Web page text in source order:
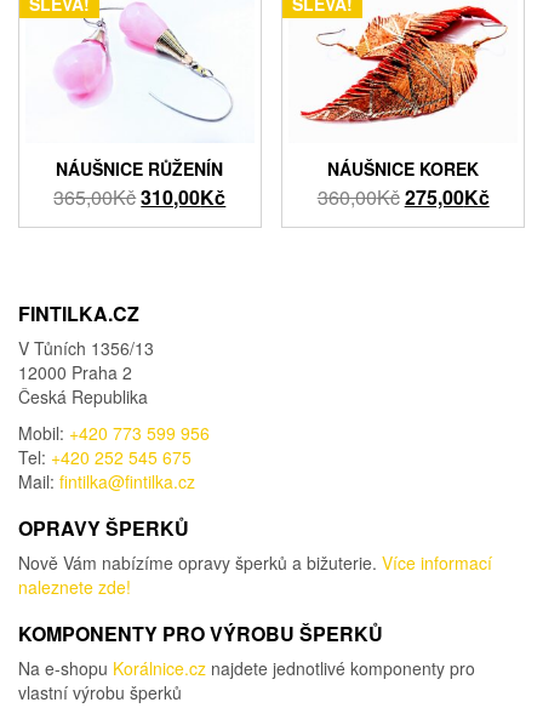
NÁUŠNICE RŮŽENÍN
365,00KčPůvodní
cena
310,00KčAktuální
cena
NÁUŠNICE KOREK
360,00KčPůvodní
cena
275,00Kč
cena
FINTILKA.CZ
V Tůních 1356/13
12000 Praha 2
Česká Republika
Mobil: +420 773 599 956
Tel: +420 252 545 675
Mail: fintilka@fintilka.cz
OPRAVY ŠPERKŮ
Nově Vám nabízíme opravy šperků a bižuterie. Více informací
naleznete zde!
KOMPONENTY PRO VÝROBU ŠPERKŮ
Na e-shopu Korálnice.cz najdete jednotlivé komponenty pro
vlastní výrobu šperků